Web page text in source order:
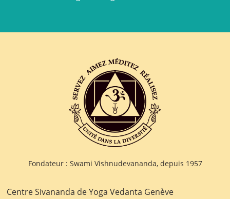
Fondateur : Swami Vishnudevananda, depuis 1957
Centre Sivananda de Yoga Vedanta Genève